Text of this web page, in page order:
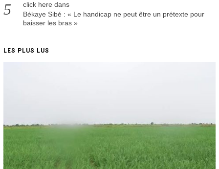
click here dans
Békaye Sibé : « Le handicap ne peut être un prétexte pour
baisser les bras »
LES PLUS LUS